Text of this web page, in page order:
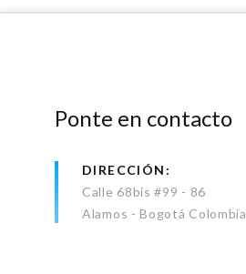
Ponte en contacto
DIRECCIÓN
Calle 68bis #99 - 86
Alamos - Bogotá Colombia